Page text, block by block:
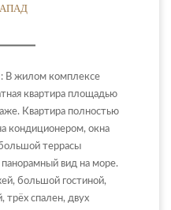
жилом комплексе
квартира площадью
Квартира полностью
кондиционером, окна
террасы
вид на море.
большой гостиной,
трёх спален, двух